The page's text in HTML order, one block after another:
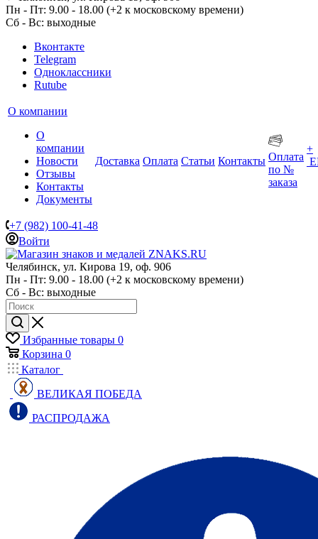
Пн - Пт: 9.00 - 18.00 (+2 к московскому времени)
Сб - Вс: выходные
Вконтакте
Telegram
Одноклассники
Rutube
О компании
О
компании
Новости
Отзывы
Контакты
Документы
Доставка Оплата Статьи Контакты Оплата
по №
заказа
+
+7 (982) 100-41-48
Войти
Челябинск, ул. Кирова 19, оф. 906
Пн - Пт: 9.00 - 18.00 (+2 к московскому времени)
Сб - Вс: выходные
Избранные товары 0
Корзина 0
Каталог
ВЕЛИКАЯ ПОБЕДА
РАСПРОДАЖА